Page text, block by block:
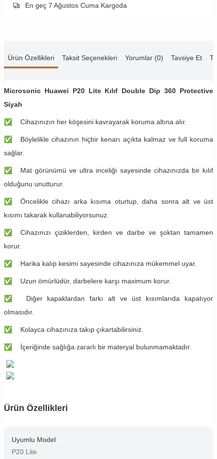
En geç 7 Ağustos Cuma Kargoda
Ürün Özellikleri Taksit Seçenekleri Yorumlar (0) Tavsiye Et
Microsonic Huawei P20 Lite Kılıf Double Dip 360 Protective
Siyah
✅ Cihazınızın her köşesini kavrayarak koruma altına alır.
✅ Böylelikle cihazının hiçbir kenarı açıkta kalmaz ve full koruma
sağlar.
✅ Mat görünümü ve ultra inceliği sayesinde cihazınızda bir kılıf
olduğunu unutturur.
✅ Öncelikle cihazı arka kısıma oturtup, daha sonra alt ve üst
kısımı takarak kullanabiliyorsunuz.
✅ Cihazınızı çiziklerden, kirden ve darbe ve şoktan tamamen
korur.
✅ Harika kalıp kesimi sayesinde cihazınıza mükemmel uyar.
✅ Uzun ömürlüdür, darbelere karşı maximum korur.
✅ Diğer kapaklardan farkı alt ve üst kısımlarıda kapatıyor
olmasıdır.
✅ Kolayca cihazınıza takıp çıkartabilirsiniz.
✅ İçeriğinde sağlığa zararlı bir materyal bulunmamaktadır.
Ürün Özellikleri
Uyumlu Model
P20 Lite